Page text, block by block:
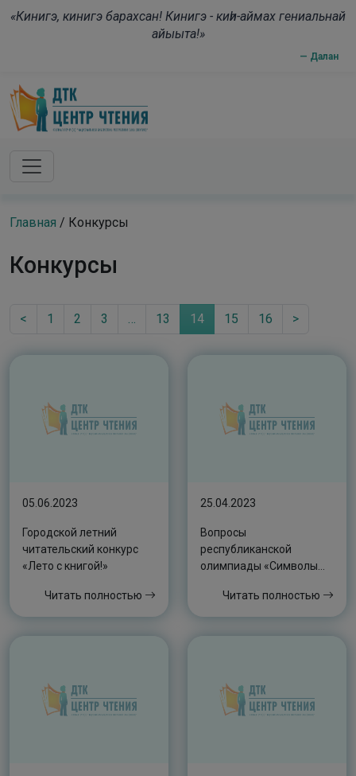
«Кинигэ, кинигэ барахсан! Кинигэ - киһи-аймах гениальнай
айыыта!»
— Далан
Skip to main content
Главная / Конкурсы
Конкурсы
< 1 2 3 … 13 14 15 16 >
05.06.2023
Городской летний
читательский конкурс
«Лето с книгой!»
Читать полностью
25.04.2023
Вопросы
республиканской
олимпиады «Символы
(Возрастная категория:
5-8 классы)
Читать полностью
modal-check